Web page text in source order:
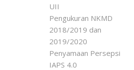
UII
Pengukuran NKMD
2018/2019 dan
2019/2020
Penyamaan Persepsi
IAPS 4.0